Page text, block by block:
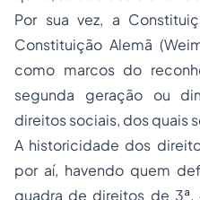
Por sua vez, a
Constituição Alemã
como marcos do
segunda geração ou
direitos sociais, dos quais
A historicidade dos
por aí, havendo quem
quadra de direitos de 3ª,